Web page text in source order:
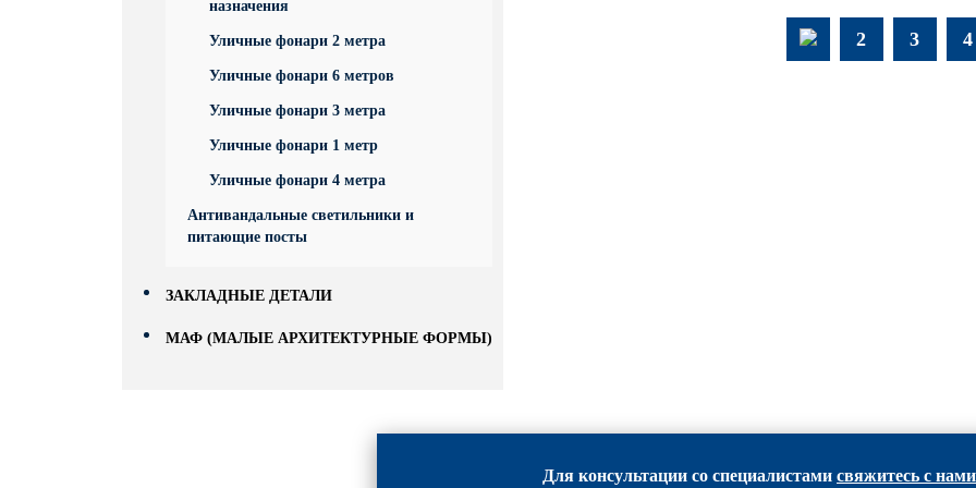
назначения
Уличные фонари 2 метра
Уличные фонари 6 метров
Уличные фонари 3 метра
Уличные фонари 1 метр
Уличные фонари 4 метра
Антивандальные светильники и
питающие посты
ЗАКЛАДНЫЕ ДЕТАЛИ
МАФ (МАЛЫЕ АРХИТЕКТУРНЫЕ ФОРМЫ)
2 3 4
Для консультации со специалистами свяжитесь с нами